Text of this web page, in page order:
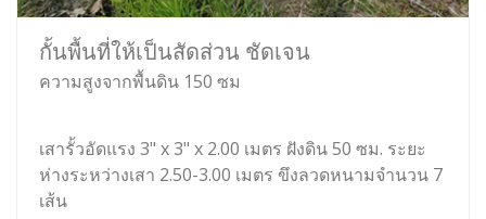
กั้นพื้นที่ให้เป็นสัดส่วน ชัดเจน
ความสูงจากพื้นดิน 150 ซม
เสารั้วอัดแรง 3" x 3" x 2.00 เมตร ฝังดิน 50 ซม. ระยะ
ห่างระหว่างเสา 2.50-3.00 เมตร ขึงลวดหนามจำนวน 7
เส้น